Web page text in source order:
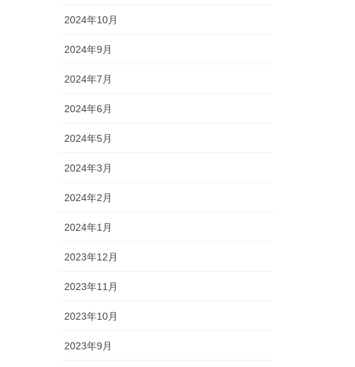
2024年10月
2024年9月
2024年7月
2024年6月
2024年5月
2024年3月
2024年2月
2024年1月
2023年12月
2023年11月
2023年10月
2023年9月